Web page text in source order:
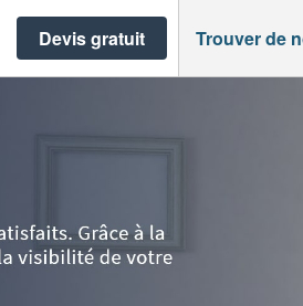
Devis gratuit Trouver de